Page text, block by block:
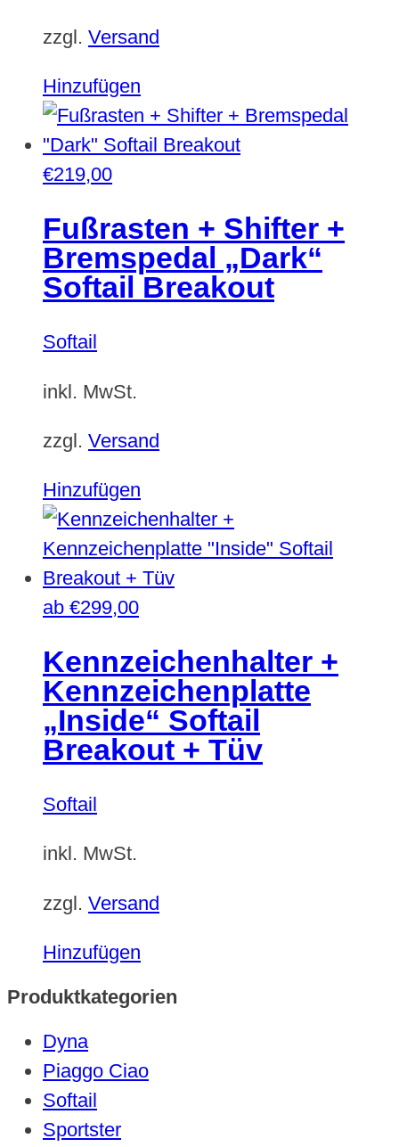
der
gewählt
werden
zzgl. Versand
Hinzufügen
€219,00
Fußrasten + Shifter +
Bremspedal „Dark“
Softail Breakout
Softail
inkl. MwSt.
zzgl. Versand
Hinzufügen
ab €299,00
Kennzeichenhalter +
Kennzeichenplatte
„Inside“ Softail
Breakout + Tüv
Softail
inkl. MwSt.
zzgl. Versand
Hinzufügen
weist
Varianten
Produktkategorien
Dyna
Piaggo Ciao
Softail
Sportster